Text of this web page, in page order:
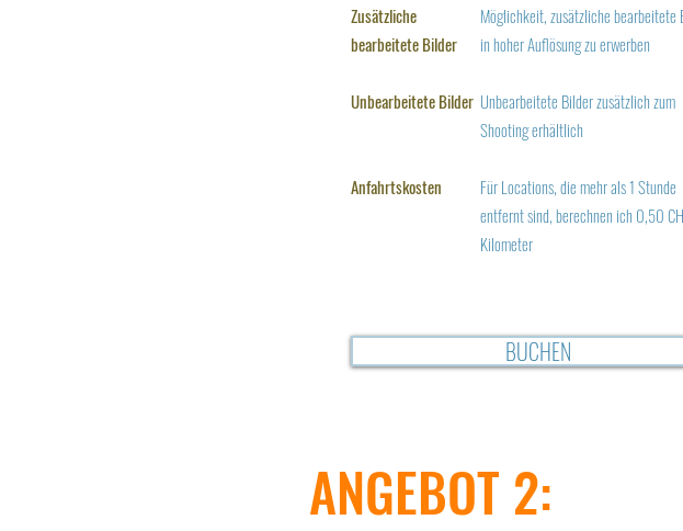
Zusätzliche
bearbeitete Bilder
Unbearbeitete Bilder
Anfahrtskosten
Möglichkeit, zusätzliche bearbeitete
in hoher Auflösung zu erwerben
Unbearbeitete Bilder zusätzlich zum
Shooting erhältlich
Für Locations, die mehr als 1 Stunde
entfernt sind, berechnen ich 0,50
Kilometer
BUCHEN
ANGEBOT 2: